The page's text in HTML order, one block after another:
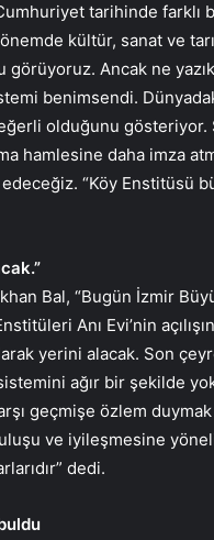
tarihinde farklı
kültür, sanat ve
Ancak ne
benimsendi.
olduğunu gösteriyor.
hamlesine daha imza
“Köy Enstitüsü
Bal, “Bugün İzmir
Anı Evi’nin
yerini alacak. Son
ağır bir şekilde
geçmişe özlem
ve iyileşmesine
dedi.